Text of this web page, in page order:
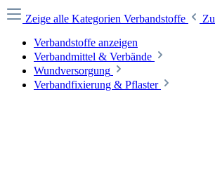
Zeige alle Kategorien Verbandstoffe
Verbandstoffe anzeigen
Verbandmittel & Verbände
Wundversorgung
Verbandfixierung & Pflaster